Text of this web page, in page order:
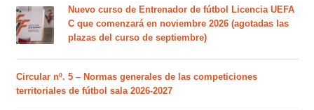
Nuevo curso de Entrenador de fútbol Licencia UEFA
C que comenzará en noviembre 2026 (agotadas las
plazas del curso de septiembre)
Circular nº. 5 – Normas generales de las competiciones
territoriales de fútbol sala 2026-2027